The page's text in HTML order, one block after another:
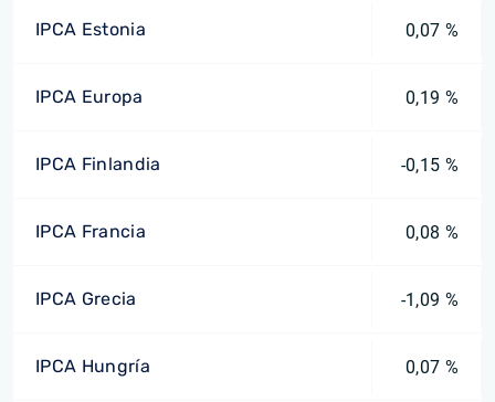
IPCA Estonia 0,07 %
IPCA Europa 0,19 %
IPCA Finlandia -0,15 %
IPCA Francia 0,08 %
IPCA Grecia -1,09 %
IPCA Hungría 0,07 %